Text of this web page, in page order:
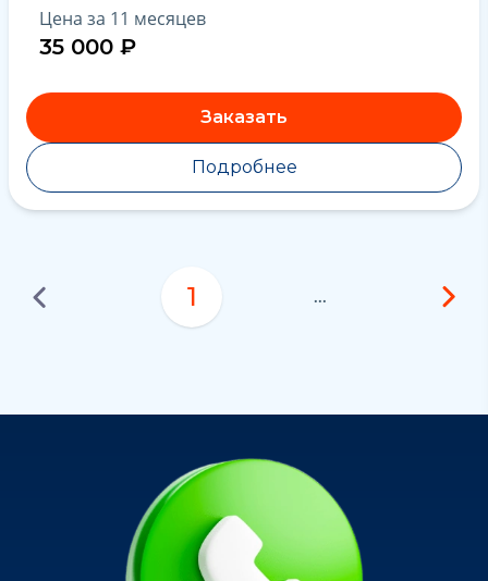
Цена за 11 месяцев
35 000 ₽
Заказать
Подробнее
1 ...